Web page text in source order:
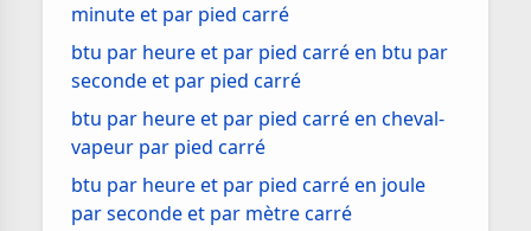
minute et par pied carré
btu par heure et par pied carré en btu par
seconde et par pied carré
btu par heure et par pied carré en cheval-
vapeur par pied carré
btu par heure et par pied carré en joule
par seconde et par mètre carré